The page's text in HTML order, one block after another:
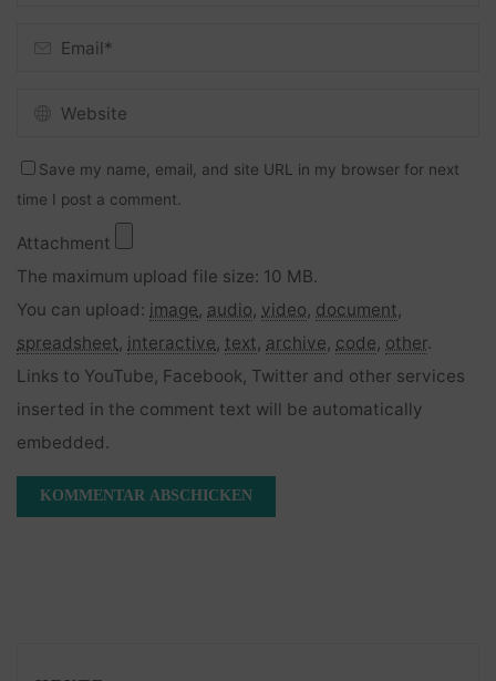
Save my name, email, and site URL in my browser for next
time I post a comment.
Attachment
The maximum upload file size: 10 MB.
You can upload: image, audio, video, document,
spreadsheet, interactive, text, archive, code, other.
Links to YouTube, Facebook, Twitter and other services
inserted in the comment text will be automatically
embedded.